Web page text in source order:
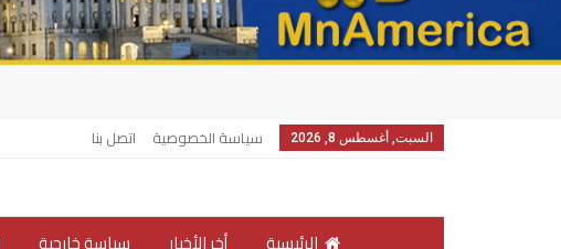
السبت, أغسطس 8, 2026 سياسة الخصوصية اتصل بنا